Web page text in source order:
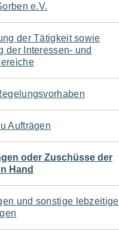
e.V.
der Tätigkeit sowie
der Interessen- und
Aufträgen
oder Zuschüsse der
Hand
und sonstige lebzeitige